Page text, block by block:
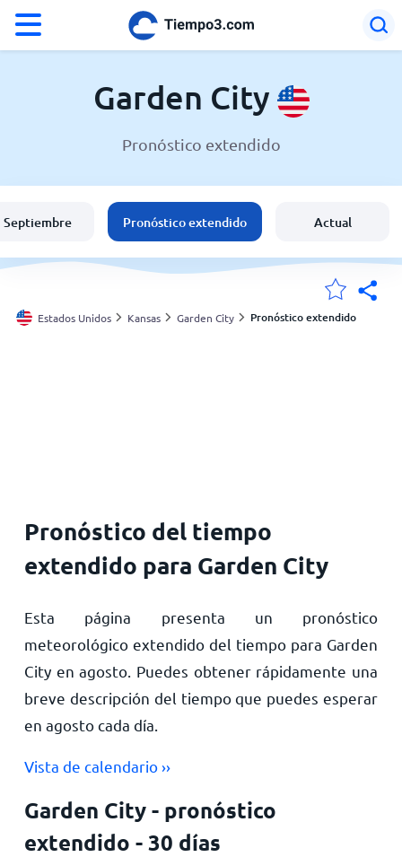
El clima en Garden City
Estados Unidos
España
Argentina
Garden City
Pronóstico extendido
Septiembre Pronóstico extendido Actual
Estados Unidos Kansas Garden City Pronóstico extendido
Pronóstico del tiempo
extendido para Garden City
Esta página presenta un pronóstico
meteorológico extendido del tiempo para Garden
City en agosto. Puedes obtener rápidamente una
breve descripción del tiempo que puedes esperar
en agosto cada día.
Vista de calendario ››
Garden City - pronóstico
extendido - 30 días